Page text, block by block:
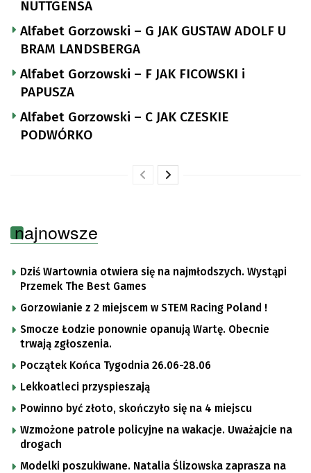
NUTTGENSA
Alfabet Gorzowski – G JAK GUSTAW ADOLF U
BRAM LANDSBERGA
Alfabet Gorzowski – F JAK FICOWSKI i
PAPUSZA
Alfabet Gorzowski – C JAK CZESKIE
PODWÓRKO
najnowsze
Dziś Wartownia otwiera się na najmłodszych. Wystąpi
Przemek The Best Games
Gorzowianie z 2 miejscem w STEM Racing Poland !
Smocze Łodzie ponownie opanują Wartę. Obecnie
trwają zgłoszenia.
Początek Końca Tygodnia 26.06-28.06
Lekkoatleci przyspieszają
Powinno być złoto, skończyło się na 4 miejscu
Wzmożone patrole policyjne na wakacje. Uważajcie na
drogach
Modelki poszukiwane. Natalia Ślizowska zaprasza na